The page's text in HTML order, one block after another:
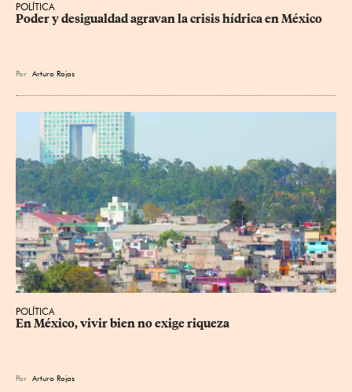
POLÍTICA
Poder y desigualdad agravan la crisis hídrica en México
Por Arturo Rojas
POLÍTICA
En México, vivir bien no exige riqueza
Por Arturo Rojas